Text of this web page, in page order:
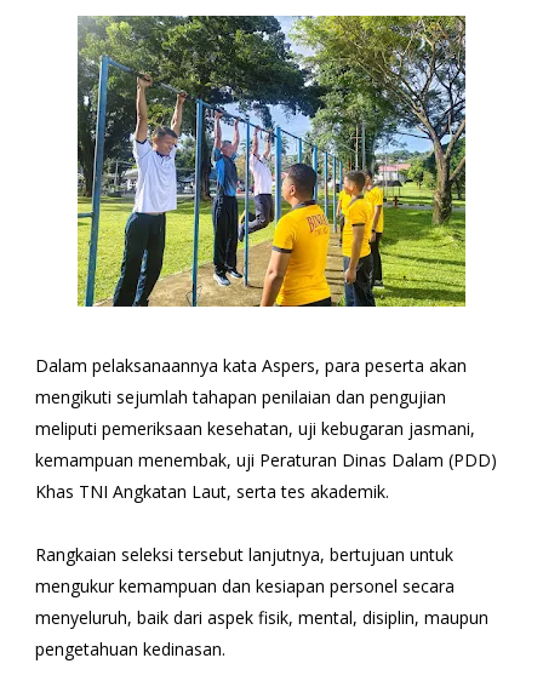
Dalam pelaksanaannya kata Aspers, para peserta akan
mengikuti sejumlah tahapan penilaian dan pengujian
meliputi pemeriksaan kesehatan, uji kebugaran jasmani,
kemampuan menembak, uji Peraturan Dinas Dalam (PDD)
Khas TNI Angkatan Laut, serta tes akademik.
Rangkaian seleksi tersebut lanjutnya, bertujuan untuk
mengukur kemampuan dan kesiapan personel secara
menyeluruh, baik dari aspek fisik, mental, disiplin, maupun
pengetahuan kedinasan.